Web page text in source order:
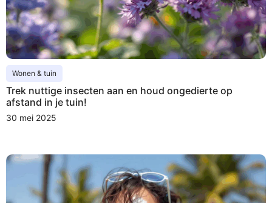
Wonen & tuin
Trek nuttige insecten aan en houd ongedierte op
afstand in je tuin!
30 mei 2025